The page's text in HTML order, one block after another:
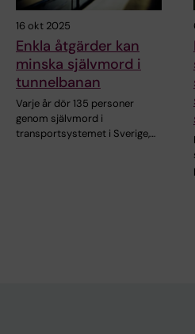
16 okt 2025
Enkla åtgärder kan
minska självmord i
tunnelbanan
Varje år dör 135 personer
genom självmord i
transportsystemet i Sverige,…